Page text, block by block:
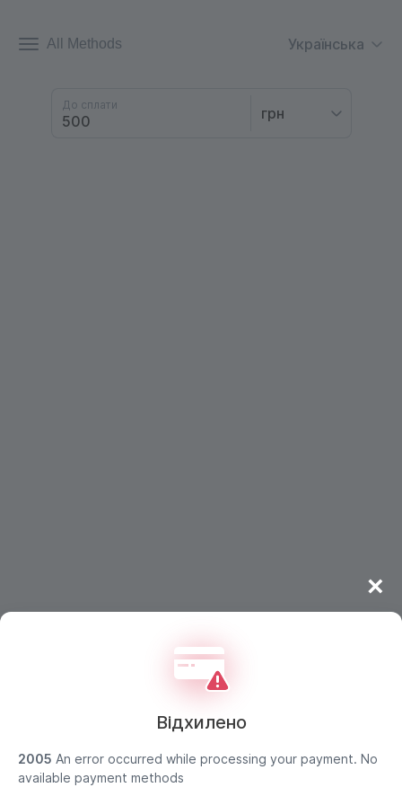
All Methods Українська
До сплати
Дані покупця захищено
Відхилено
×
2005 An error occurred while processing your payment. No
available payment methods